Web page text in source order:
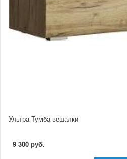
Ультра Тумба вешалки
9 300 руб.